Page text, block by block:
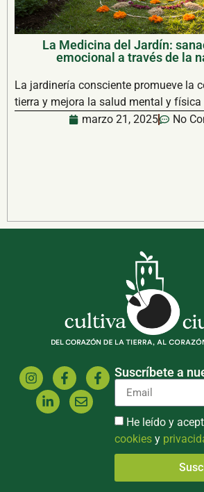
La Medicina del Jardín:
emocional a través de la
La jardinería consciente promueve la
tierra y mejora la salud mental y física
marzo 21, 2025
No
Suscríbete a
He leído y
cookies y